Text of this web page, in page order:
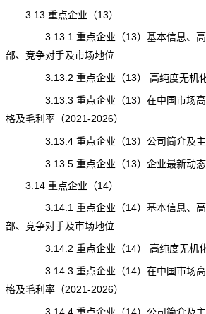
3.13 重点企业（13）
3.13.1 重点企业（13）基本信息、高纯
部、竞争对手及市场地位
3.13.2 重点企业（13） 高纯度无机化
3.13.3 重点企业（13）在中国市场高纯
格及毛利率（2021-2026）
3.13.4 重点企业（13）公司简介及主
3.13.5 重点企业（13）企业最新动态
3.14 重点企业（14）
3.14.1 重点企业（14）基本信息、
部、竞争对手及市场地位
3.14.2 重点企业（14） 高纯度无机化
3.14.3 重点企业（14）在中国市场高纯
格及毛利率（2021-2026）